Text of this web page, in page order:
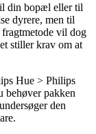
din bopæl eller til
dyrere, men til
vil dog
stiller krav om at
Hue > Philips
behøver pakken
den